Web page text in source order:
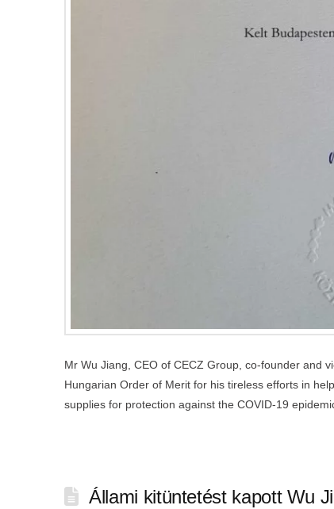
Mr Wu Jiang, CEO of CECZ Group, co-founder and
Hungarian Order of Merit for his tireless efforts in
supplies for protection against the COVID-19
Állami kitüntetést kapott Wu